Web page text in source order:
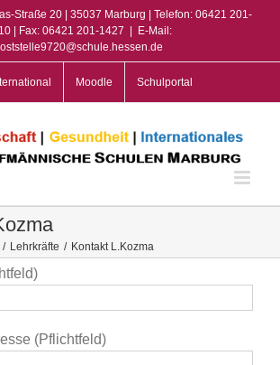
Straße 20 | 35037 Marburg | Telefon: 06421 201-
| Fax: 06421 201-1427
E-Mail:
Moodle Schulportal
/ Lehrkräfte / Kontakt L.Kozma
(Pflichtfeld)